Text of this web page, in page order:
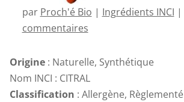
par Proch'é Bio | Ingrédients INCI |
commentaires
Origine: Naturelle, Synthétique
Nom INCI : CITRAL
Classification : Allergène, Règlementé